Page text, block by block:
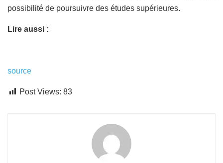
possibilité de poursuivre des études supérieures.
Lire aussi :
source
Post Views: 83